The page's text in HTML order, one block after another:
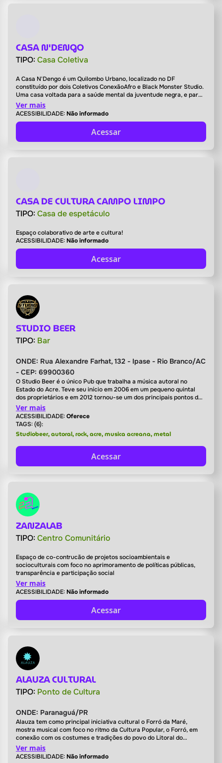
CASA N'DENGO
TIPO:Casa Coletiva
A Casa N'Dengo é um Quilombo Urbano, localizado no DF
constituído por dois Coletivos ConexãoAfro e Black Monster Studio.
Uma casa voltada para a saúde mental da juventude negra, e para
produção cultural e artistica de jovens negros e periféricos. Focada
na acessibilização de recursos e conectividade afetiva enxergando
Ver mais
ACESSIBILIDADE: Não informado
Acessar
CASA DE CULTURA CAMPO LIMPO
TIPO:Casa de espetáculo
Espaço colaborativo de arte e cultura!
ACESSIBILIDADE: Não informado
Acessar
STUDIO BEER
TIPO: Bar
ONDE: Rua Alexandre Farhat, 132 - Ipase - Rio Branco/AC
- CEP: 69900360
O Studio Beer é o único Pub que trabalha a música autoral no
Estado do Acre. Teve seu início em 2006 em um pequeno quintal
dos proprietários e em 2012 tornou-se um dos principais pontos de
culturas do Acre.
Ver mais
ACESSIBILIDADE:Oferece
TAGS: (6):
Studiobeer, autoral, rock, acre, musica acreana, metal
Acessar
ZANZALAB
TIPO:Centro Comunitário
Espaço de co-contrucão de projetos socioambientais e
socioculturais com foco no aprimoramento de políticas públicas,
transparência e participação social
Ver mais
ACESSIBILIDADE: Não informado
Acessar
ALAUZA CULTURAL
TIPO: Ponto de Cultura
ONDE: Paranaguá/PR
Alauza tem como principal iniciativa cultural o Forró da Maré,
mostra musical com foco no ritmo da Cultura Popular, o Forró, em
conexão com os costumes e tradições do povo do Litoral do
Paraná. Idealizado em 2018, surgiu na ocupação cultural de
espaços fechados privados viabilizado através da cobrança de
Ver mais
ACESSIBILIDADE: Não informado